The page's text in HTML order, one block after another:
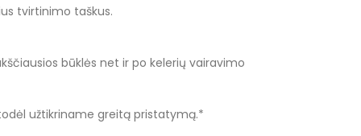
tvirtinimo taškus.
būklės net ir po kelerių vairavimo
užtikriname greitą pristatymą.*